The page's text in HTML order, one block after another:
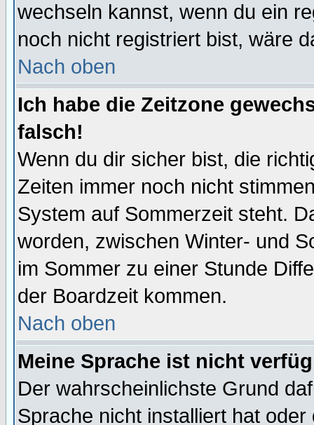
wechseln kannst, wenn du ein
noch nicht registriert bist, wäre
Nach oben
Ich habe die Zeitzone
falsch!
Wenn du dir sicher bist, die
Zeiten immer noch nicht
System auf Sommerzeit steht.
worden, zwischen Winter- und
im Sommer zu einer Stunde
der Boardzeit kommen.
Nach oben
Meine Sprache ist nicht
Der wahrscheinlichste Grund
Sprache nicht installiert hat